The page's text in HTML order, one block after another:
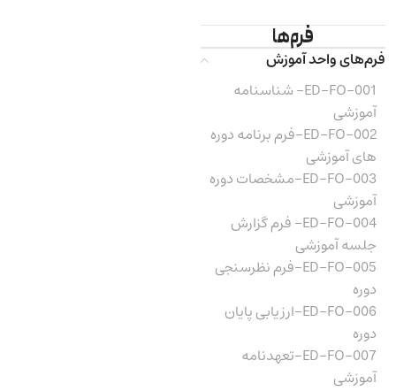
فرم‌ها
فرم‌های واحد آموزش
ED-FO-001- شناسنامه
آموزشی
ED-FO-002-فرم برنامه دوره
های آموزشی
ED-FO-003-مشخصات دوره
آموزشی
ED-FO-004- فرم گزارش
جلسه آموزشی
ED-FO-005-فرم نظرسنجی
دوره
ED-FO-006-ارزیابی پایان
دوره
ED-FO-007-تعهدنامه
آموزشی